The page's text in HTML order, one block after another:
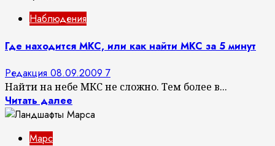
Наблюдения
Где находится МКС, или как найти МКС за 5 минут
Редакция 08.09.2009 7
Найти на небе МКС не сложно. Тем более в...
Читать далее
Марс